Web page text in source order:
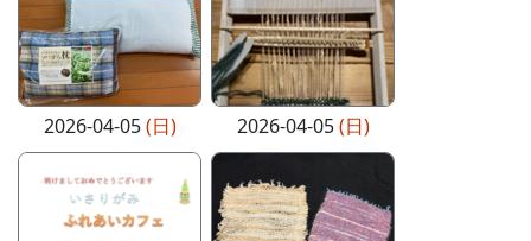
2026-04-05(日) 2026-04-05(日)